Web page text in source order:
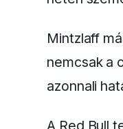
szerint
A 45 éves
végzett,